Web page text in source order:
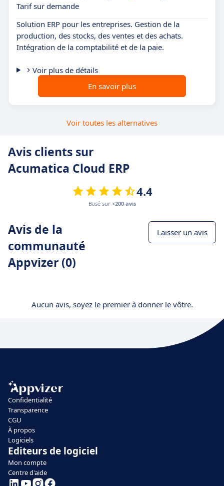
Tarif sur demande
Solution ERP pour les entreprises. Gestion de la
production, des stocks, des ventes et des achats.
Intégration de la comptabilité et de la paie.
Voir plus de détails
En savoir plus
Voir toutes les alternatives
Avis clients sur
Acumatica Cloud ERP
4.4
Basé sur +200 avis
Avis de la
communauté
Appvizer (0)
Laisser un avis
Aucun avis, soyez le premier à donner le vôtre.
Confidentialité
Transparence
CGU
À propos
Logiciels
Editeurs de logiciel
Mon compte
Centre d'aide